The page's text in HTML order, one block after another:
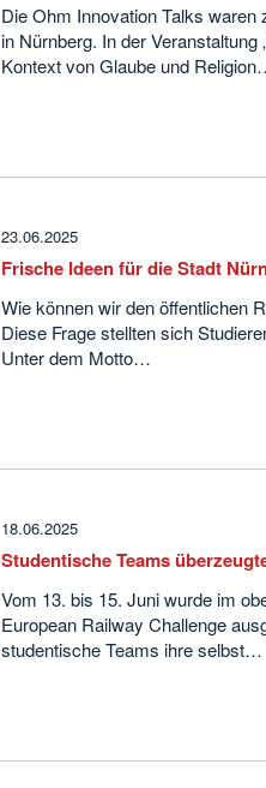
Die Ohm Innovation Talks
in Nürnberg. In der
Kontext von Glaube und
23.06.2025
Frische Ideen für die Stadt
Wie können wir den öffentlichen
Diese Frage stellten sich
Unter dem Motto…
18.06.2025
Studentische Teams
Vom 13. bis 15. Juni wurde im
European Railway Challenge
studentische Teams ihre selbst…